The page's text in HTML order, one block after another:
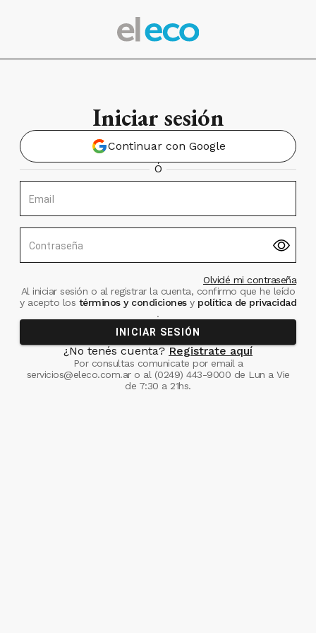
Iniciar sesión
Continuar con Google
Ó
Email
Contraseña
Olvidé mi contraseña
Al iniciar sesión o al registrar la cuenta, confirmo que he leído
y acepto los términos y condiciones ypolítica de privacidad
.
INICIAR SESIÓN
¿No tenés cuenta? Registrate aquí
Por consultas comunicate por email a
servicios@eleco.com.aro al (0249) 443-9000 de Lun a Vie
de 7:30 a 21hs.